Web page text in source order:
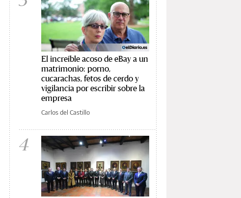
El increíble acoso de eBay a un
matrimonio: porno,
cucarachas, fetos de cerdo y
vigilancia por escribir sobre la
empresa
Carlos del Castillo
4